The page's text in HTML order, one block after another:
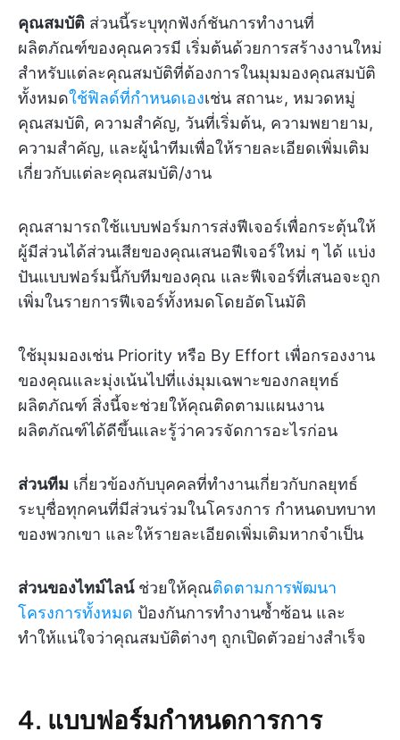
คุณสมบัติ ส่วนนี้ระบุทุกฟังก์ชันการทำงานที่
ผลิตภัณฑ์ของคุณควรมี เริ่มต้นด้วยการสร้างงานใหม่
สำหรับแต่ละคุณสมบัติที่ต้องการในมุมมองคุณสมบัติ
ทั้งหมดใช้ฟิลด์ที่กำหนดเองเช่น สถานะ, หมวดหมู่
คุณสมบัติ, ความสำคัญ, วันที่เริ่มต้น, ความพยายาม,
ความสำคัญ, และผู้นำทีมเพื่อให้รายละเอียดเพิ่มเติม
เกี่ยวกับแต่ละคุณสมบัติ/งาน
คุณสามารถใช้แบบฟอร์มการส่งฟีเจอร์เพื่อกระตุ้นให้
ผู้มีส่วนได้ส่วนเสียของคุณเสนอฟีเจอร์ใหม่ ๆ ได้ แบ่ง
ปันแบบฟอร์มนี้กับทีมของคุณ และฟีเจอร์ที่เสนอจะถูก
เพิ่มในรายการฟีเจอร์ทั้งหมดโดยอัตโนมัติ
ใช้มุมมองเช่น Priority หรือ By Effort เพื่อกรองงาน
ของคุณและมุ่งเน้นไปที่แง่มุมเฉพาะของกลยุทธ์
ผลิตภัณฑ์ สิ่งนี้จะช่วยให้คุณติดตามแผนงาน
ผลิตภัณฑ์ได้ดีขึ้นและรู้ว่าควรจัดการอะไรก่อน
ส่วนทีม เกี่ยวข้องกับบุคคลที่ทำงานเกี่ยวกับกลยุทธ์
ระบุชื่อทุกคนที่มีส่วนร่วมในโครงการ กำหนดบทบาท
ของพวกเขา และให้รายละเอียดเพิ่มเติมหากจำเป็น
ส่วนของไทม์ไลน์ช่วยให้คุณติดตามการพัฒนา
โครงการทั้งหมด ป้องกันการทำงานซ้ำซ้อน และ
ทำให้แน่ใจว่าคุณสมบัติต่างๆ ถูกเปิดตัวอย่างสำเร็จ
4. แบบฟอร์มกำหนดการการ